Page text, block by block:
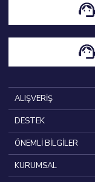
ALIŞVERİŞ
DESTEK
ÖNEMLİ BİLGİLER
KURUMSAL